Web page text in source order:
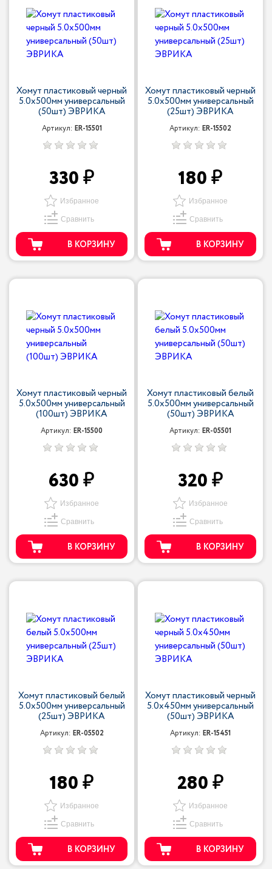
Хомут пластиковый черный
5.0x500мм универсальный
(50шт) ЭВРИКА
Артикул: ER-15501
330
Избранное
Сравнить
В КОРЗИНУ
Хомут пластиковый черный
5.0x500мм универсальный
(25шт) ЭВРИКА
Артикул: ER-15502
180
Избранное
Сравнить
В КОРЗИНУ
Хомут пластиковый черный
5.0x500мм универсальный
(100шт) ЭВРИКА
Артикул: ER-15500
630
Избранное
Сравнить
В КОРЗИНУ
Хомут пластиковый белый
5.0x500мм универсальный
(50шт) ЭВРИКА
Артикул: ER-05501
320
Избранное
Сравнить
В КОРЗИНУ
Хомут пластиковый белый
5.0x500мм универсальный
(25шт) ЭВРИКА
Артикул: ER-05502
180
Избранное
Сравнить
В КОРЗИНУ
Хомут пластиковый черный
5.0x450мм универсальный
(50шт) ЭВРИКА
Артикул: ER-15451
280
Избранное
Сравнить
В КОРЗИНУ